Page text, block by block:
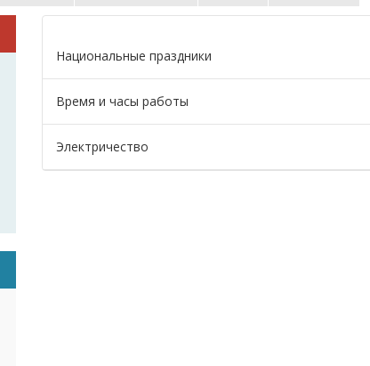
Национальные праздники
Время и часы работы
Электричество